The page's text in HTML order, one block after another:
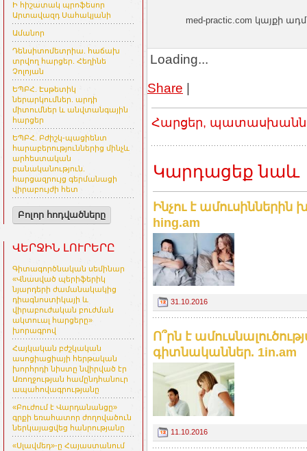
Ի հիշատակ պրոֆեսոր
Արտավազդ Սահակյանի
Ամանոր
Դենսիտոմետրիա. հաճախ
տրվող հարցեր. Հեղինե
Չոլոյան
ԵՊԲՀ. Էսթետիկ
ներարկումներ. արդի
միտումներ և անվտանգային
հարցեր
ԵՊԲՀ. Բժիշկ-պացիենտ
հարաբերություններից մինչև
արհեստական
բանականություն.
հարցազրույց գերմանացի
վիրաբույժի հետ
Բոլոր հոդվածները
ՎԵՐՋԻՆ ԼՈՒՐԵՐԸ
Գիտագործնական սեմինար
«Վնասված պերիֆերիկ
նյարդերի ժամանակակից
դիագնոստիկայի և
վիրաբուժական բուժման
ակտուալ հարցերը»
խորագրով
Հայկական բժշկական
ասոցիացիայի հերթական
խորհրդի նիստը նվիրված էր
Առողջության համընդհանուր
ապահովագրությանը
«Բուժում է Վարդանանցը»
գրքի եռահատոր ժողովածուն
ներկայացվեց հանրությանը
«Սլավմեդ»-ը Հայաստանում
med-practic.com կայքի
Loading...
Share |
Հարցեր,
Կարդացեք նաև
Ինչու է ամուսիններին
hing.am
31.10.2016
Ո՞րն է
գիտնականներ. 1in.am
11.10.2016